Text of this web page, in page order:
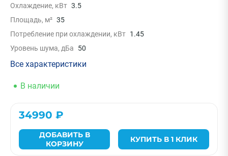
Охлаждение, кВт 3.5
Площадь, м² 35
Потребление при охлаждении, кВт 1.45
Уровень шума, дБа
50
Все характеристики
В наличии
34990 ₽
ДОБАВИТЬ В
КОРЗИНУ
КУПИТЬ В 1 КЛИК